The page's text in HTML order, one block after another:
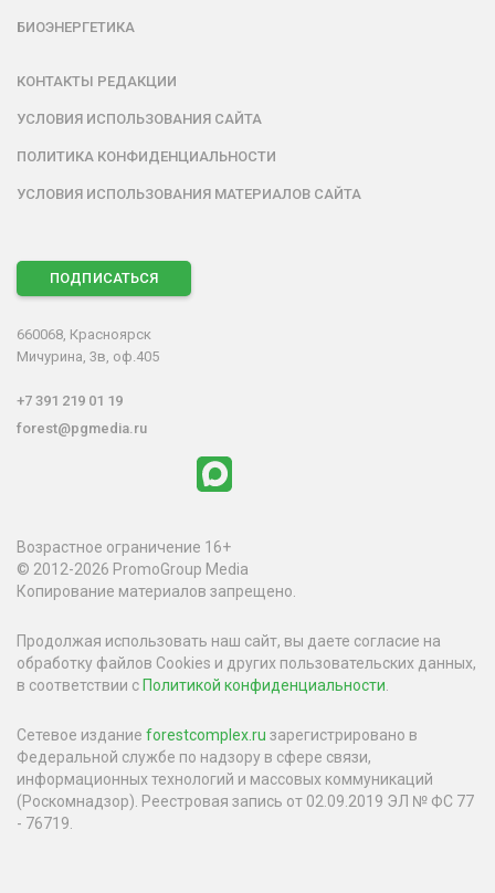
БИОЭНЕРГЕТИКА
КОНТАКТЫ РЕДАКЦИИ
УСЛОВИЯ ИСПОЛЬЗОВАНИЯ САЙТА
ПОЛИТИКА КОНФИДЕНЦИАЛЬНОСТИ
УСЛОВИЯ ИСПОЛЬЗОВАНИЯ МАТЕРИАЛОВ САЙТА
ПОДПИСАТЬСЯ
660068, Красноярск
Мичурина, 3в, оф.405
+7 391 219 01 19
forest@pgmedia.ru
Возрастное ограничение 16+
© 2012-2026 PromoGroup Media
Копирование материалов запрещено.
Продолжая использовать наш сайт, вы даете согласие на
обработку файлов Cookies и других пользовательских данных,
в соответствии с Политикой конфиденциальности
Сетевое издание forestcomplex.ru зарегистрировано в
Федеральной службе по надзору в сфере связи,
информационных технологий и массовых коммуникаций
(Роскомнадзор). Реестровая запись от 02.09.2019 ЭЛ № ФС 77
- 76719.